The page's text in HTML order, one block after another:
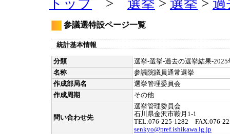
トップ > 選挙 > 選挙 > 過
参議選特設ページ一覧
統計基本情報
分類
選挙-選挙-過去の選挙結果-
名称
参議院議員通常選挙
作成部局名
選挙管理委員会
作成周期
その他
問い合わせ先
選挙管理委員会
石川県金沢市鞍月1-1
TEL:076-225-1282 FAX:076-
senkyo@pref.ishikawa.lg.jp